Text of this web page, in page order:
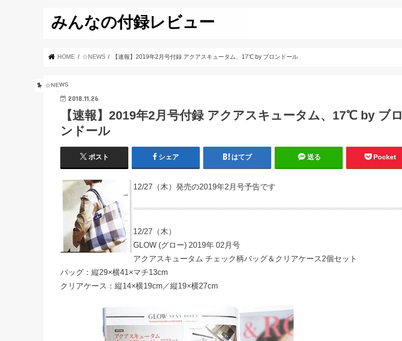
みんなの付録レビュー
HOME ☆NEWS 【速報】2019年2月号付録 アクアスキュータム、17℃ by ブロンドール
☆NEWS
2018.11.26
【速報】2019年2月号付録 アクアスキュータム、17℃ by ブロ
ンドール
ポスト シェア はてブ 送る Pocket
12/27（木）発売の2019年2月号予告です
12/27（木）
GLOW (グロー) 2019年 02月号
アクアスキュータム チェック柄バッグ＆クリアケース2個セット
バッグ：縦29×横41×マチ13cm
クリアケース：縦14×横19cm／縦19×横27cm